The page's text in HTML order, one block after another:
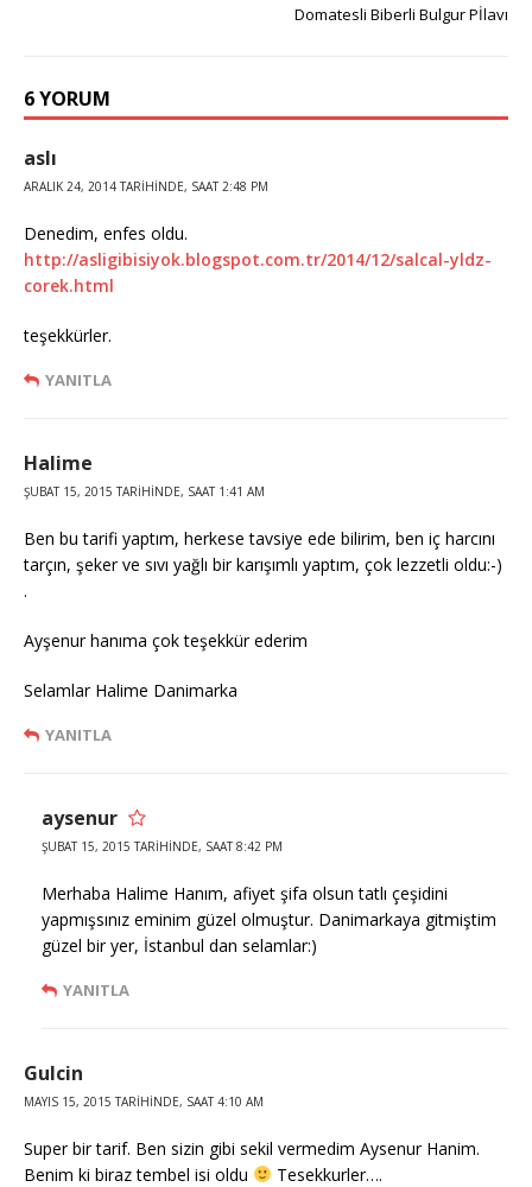
Domatesli Biberli Bulgur Pİlavı
6 YORUM
aslı
ARALIK 24, 2014 TARIHINDE, SAAT 2:48 PM
Denedim, enfes oldu.
http://asligibisiyok.blogspot.com.tr/2014/12/salcal-yldz-
corek.html
teşekkürler.
YANITLA
Halime
ŞUBAT 15, 2015 TARIHINDE, SAAT 1:41 AM
Ben bu tarifi yaptım, herkese tavsiye ede bilirim, ben iç harcını
tarçın, şeker ve sıvı yağlı bir karışımlı yaptım, çok lezzetli oldu:-)
.
Ayşenur hanıma çok teşekkür ederim
Selamlar Halime Danimarka
YANITLA
aysenur
ŞUBAT 15, 2015 TARIHINDE, SAAT 8:42 PM
Merhaba Halime Hanım, afiyet şifa olsun tatlı çeşidini
yapmışsınız eminim güzel olmuştur. Danimarkaya gitmiştim
güzel bir yer, İstanbul dan selamlar:)
YANITLA
Gulcin
MAYIS 15, 2015 TARIHINDE, SAAT 4:10 AM
Super bir tarif. Ben sizin gibi sekil vermedim Aysenur Hanim.
Benim ki biraz tembel isi oldu
Tesekkurler….